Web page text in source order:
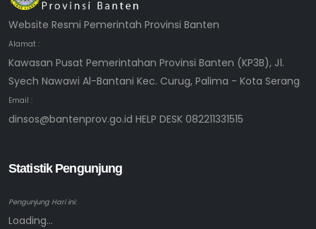
Website Resmi Pemerintah Provinsi Banten
Alamat :
Kawasan Pusat Pemerintahan Provinsi Banten (KP3B), Jl.
Syech Nawawi Al-Bantani Kec. Curug, Palima - Kota Serang
Email :
dinsos@bantenprov.go.id HELP DESK 082211331515
Statistik Pengunjung
Pengunjung Hari ini:
Loading...